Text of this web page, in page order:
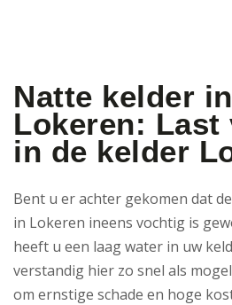
Natte kelder
Lokeren: Last
in de kelder
Bent u er achter gekomen dat
in Lokeren ineens vochtig is
heeft u een laag water in uw
verstandig hier zo snel als
om ernstige schade en hoge